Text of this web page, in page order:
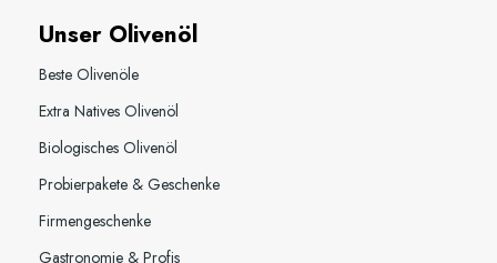
Unser Olivenöl
Beste Olivenöle
Extra Natives Olivenöl
Biologisches Olivenöl
Probierpakete & Geschenke
Firmengeschenke
Gastronomie & Profis